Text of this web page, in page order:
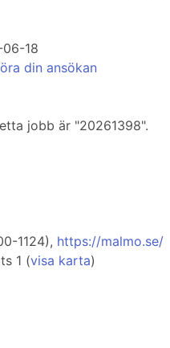
18
din ansökan
jobb är "20261398".
1124), https://malmo.se/
1 (visa karta)